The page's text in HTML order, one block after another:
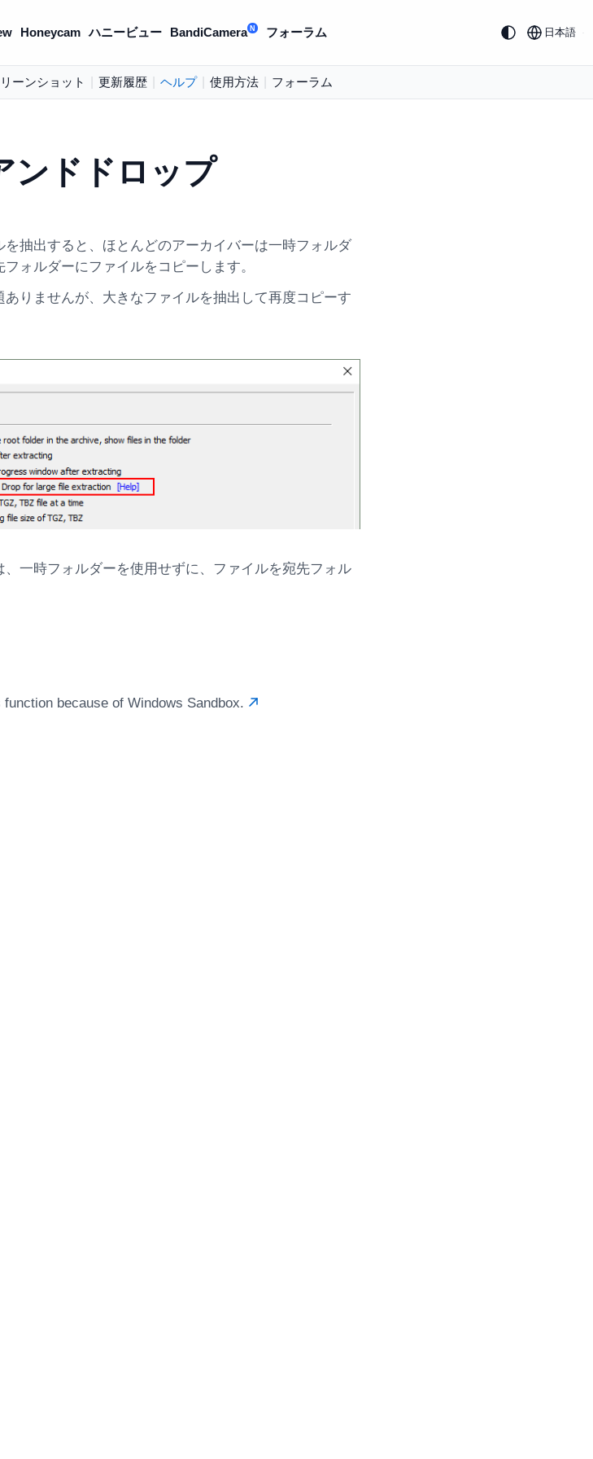
Honeycam ハニービュー BandiCamera N フォーラム 日本語
ーンショット 更新履歴 ヘルプ 使用方法 フォーラム
ンドドロップ
を抽出すると、ほとんどのアーカイバーは一時フォルダ
ォルダーにファイルをコピーします。
りませんが、大きなファイルを抽出して再度コピーす
、一時フォルダーを使用せずに、ファイルを宛先フォル
because of Windows Sandbox.